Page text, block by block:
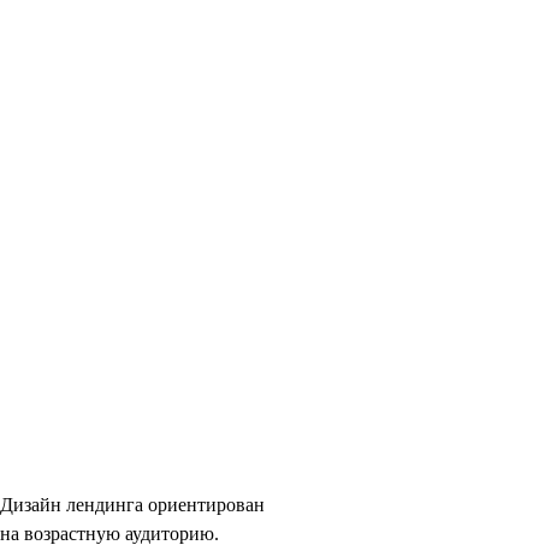
Дизайн лендинга ориентирован
на возрастную аудиторию.